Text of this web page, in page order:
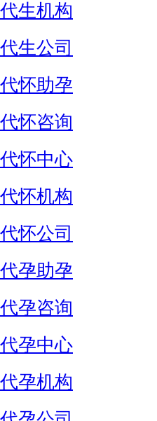
生机构
生公司
怀助孕
怀咨询
怀中心
怀机构
怀公司
孕助孕
孕咨询
孕中心
孕机构